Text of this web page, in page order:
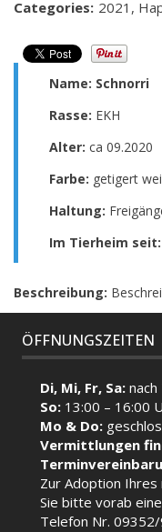
Categories: 2021,
Name: Schnorri
Rasse: EKH
Alter: ca 09.2020
Farbe: getigert
Haltung:
Im Tierheim seit:
Beschreibung:
ÖFFNUNGSZEITEN
Di, Mi, Fr, Sa:
So: 13:00 – 16:00
Mo & Do:
Vermittlungen
Zur Adoption
Sie bitte vorab
Telefon Nr. 09352/